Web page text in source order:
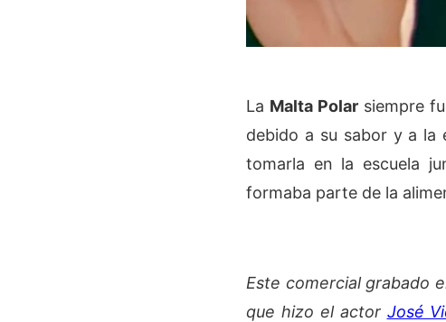
La Malta Polar siempre
debido a su sabor y a la
tomarla en la escuela
formaba parte de la
Este comercial grabado
que hizo el actor José